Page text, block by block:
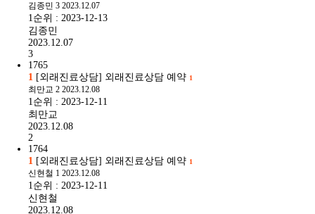
김종민 3 2023.12.07
1순위 : 2023-12-13
김종민
2023.12.07
3
1765
1 [외래진료상담] 외래진료상담 예약 1
최만교 2 2023.12.08
1순위 : 2023-12-11
최만교
2023.12.08
2
1764
1 [외래진료상담] 외래진료상담 예약 1
신현철 1 2023.12.08
1순위 : 2023-12-11
신현철
2023.12.08